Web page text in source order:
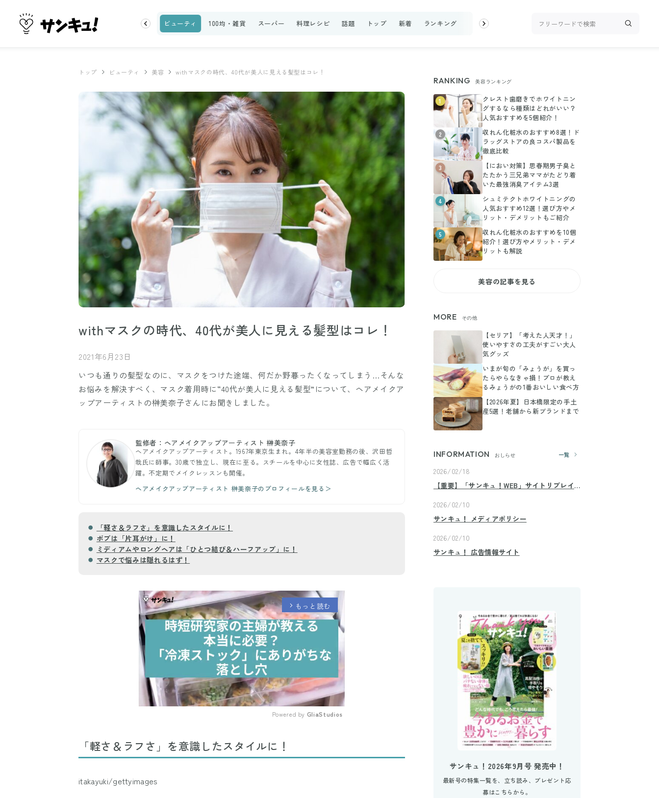
ランキング お金 家事テク 収納・片付け ビューティ 100均・雑貨 スーパー 料理レシピ 話題 トップ 新着 ランキング お金 収納・片付け ビューティ 100均・
トップ ビューティ 美容 withマスクの時代、40代が美人に見える髪型はコレ！
withマスクの時代、40代が美人に見える髪型はコレ！
2021年6月23日
いつも通りの髪型なのに、マスクをつけた途端、何だか野暮ったくなってしまう…そんな
お悩みを解決すべく、マスク着用時に“40代が美人に見える髪型”について、ヘアメイクア
ップアーティストの榊美奈子さんにお聞きしました。
監修者：ヘアメイクアップアーティスト 榊美奈子
ヘアメイクアップアーティスト。1967年東京生まれ。4年半の美容室勤務の後、沢田哲
哉氏に師事。30歳で独立し、現在に至る。スチールを中心に女性誌、広告で幅広く活
躍。不定期でメイクレッスンも開催。
ヘアメイクアップアーティスト 榊美奈子のプロフィールを見る＞
「軽さ＆ラフさ」を意識したスタイルに！
ボブは「片耳がけ」に！
ミディアムやロングヘアは「ひとつ結び＆ハーフアップ」に！
マスクで悩みは隠れるはず！
arrow_forward_ios もっと読む
Powered by GliaStudios
「軽さ＆ラフさ」を意識したスタイルに！
itakayuki/gettyimages
RANKING 美容ランキング
1
クレスト歯磨きでホワイトニン
グするなら種類はどれがいい？
人気おすすめを5個紹介！
2
収れん化粧水のおすすめ8選！ド
ラッグストアの良コスパ製品を
徹底比較
3
【におい対策】思春期男子臭と
たたかう三兄弟ママがたどり着
いた最強消臭アイテム3選
4
シュミテクトホワイトニングの
人気おすすめ12選！選び方やメ
リット・デメリットもご紹介
5
収れん化粧水のおすすめを10個
紹介！選び方やメリット・デメ
リットも解説
美容の記事を見る
MORE その他
【セリア】「考えた人天才！」
使いやすさの工夫がすごい大人
気グッズ
いまが旬の「みょうが」を買っ
たらやらなきゃ損！プロが教え
るみょうがの1番おいしい食べ方
【2026年夏】日本橋限定の手土
産5選！老舗から新ブランドまで
INFORMATION おしらせ 一覧
2026/02/18
【重要】「サンキュ！WEB」サイトリプレイ
2026/02/10
サンキュ！ メディアポリシー
2026/02/10
サンキュ！ 広告情報サイト
サンキュ！2026年9月号 発売中！
最新号の特集一覧を、立ち読み、プレゼント応
募はこちらから。